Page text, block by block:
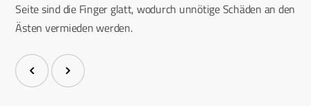
Seite sind die Finger glatt, wodurch unnötige Schäden an den
Ästen vermieden werden.